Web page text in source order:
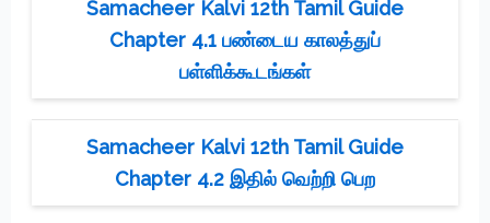
Samacheer Kalvi 12th Tamil Guide
Chapter 4.1 பண்டைய காலத்துப்
பள்ளிக்கூடங்கள்
Samacheer Kalvi 12th Tamil Guide
Chapter 4.2 இதில் வெற்றி பெற